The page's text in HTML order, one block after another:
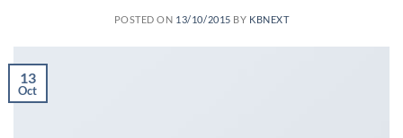
POSTED ON 13/10/2015 BY KBNEXT
13
Oct